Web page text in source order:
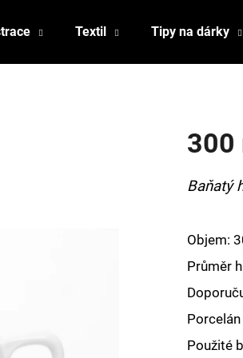
Textil Tipy na dárky
300
Baňatý
Objem:
Průměr
Použité
HLEDAT